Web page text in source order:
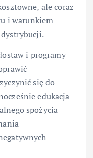
ale coraz
i warunkiem
dystrybucji.
i programy
się do
edukacja
spożycia